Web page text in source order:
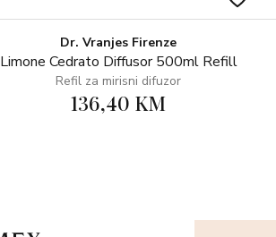
Dr. Vranjes Firenze
Limone Cedrato Diffusor 500ml Refill
Refil za mirisni difuzor
136,40 KM